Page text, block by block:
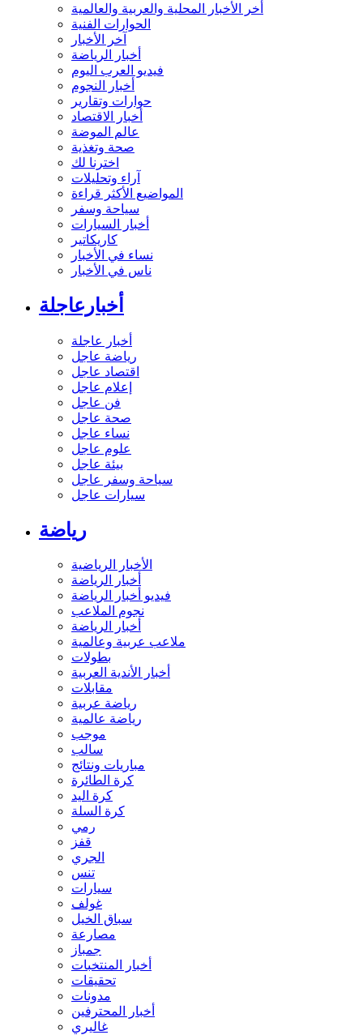
أخر الأخبار المحلية والعربية والعالمية
الحوارات الفنية
آخر الأخبار
أخبار الرياضة
فيديو العرب اليوم
أخبار النجوم
حوارات وتقارير
أخبار الاقتصاد
عالم الموضة
صحة وتغذية
اخترنا لك
آراء وتحليلات
المواضيع الأكثر قراءة
سياحة وسفر
أخبار السيارات
كاريكاتير
نساء في الأخبار
ناس في الأخبار
أخبارعاجلة
أخبار عاجلة
رياضة عاجل
اقتصاد عاجل
إعلام عاجل
فن عاجل
صحة عاجل
نساء عاجل
علوم عاجل
بيئة عاجل
سياحة وسفر عاجل
سيارات عاجل
رياضة
الأخبار الرياضية
أخبار الرياضة
فيديو أخبار الرياضة
نجوم الملاعب
أخبار الرياضة
ملاعب عربية وعالمية
بطولات
أخبار الأندية العربية
مقابلات
رياضة عربية
رياضة عالمية
موجب
سالب
مباريات ونتائج
كرة الطائرة
كرة اليد
كرة السلة
رمي
قفز
الجري
تنس
سيارات
غولف
سباق الخيل
مصارعة
جمباز
أخبار المنتخبات
تحقيقات
مدونات
أخبار المحترفين
غاليري